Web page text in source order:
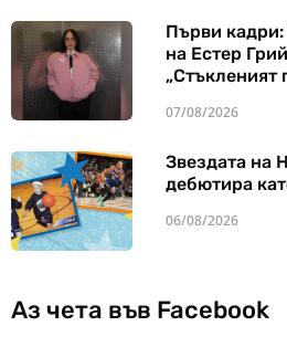
Първи
на Естер
„Стъкленият
07/08/2026
Звездата на
дебютира
06/08/2026
Аз чета във Facebook